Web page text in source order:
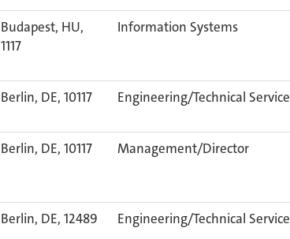
Budapest, HU,
1117
Information Systems
Berlin, DE, 10117 Engineering/Technical Service
Berlin, DE, 10117 Management/Director
Berlin, DE, 12489 Engineering/Technical Service